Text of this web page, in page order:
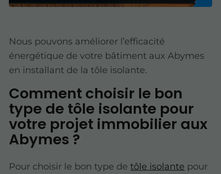
Nous pouvons améliorer l’efficacité
énergétique de votre bâtiment aux Abymes
en installant de la tôle isolante.
Comment choisir le bon
type de tôle isolante pour
votre projet immobilier aux
Abymes ?
Pour choisir le bon type detôle isolante pour